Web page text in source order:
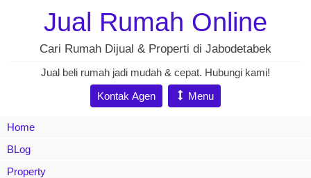
Jual Rumah Online
Cari Rumah Dijual & Properti di Jabodetabek
Jual beli rumah jadi mudah & cepat. Hubungi kami!
Kontak Agen
Menu
Home
BLog
Property